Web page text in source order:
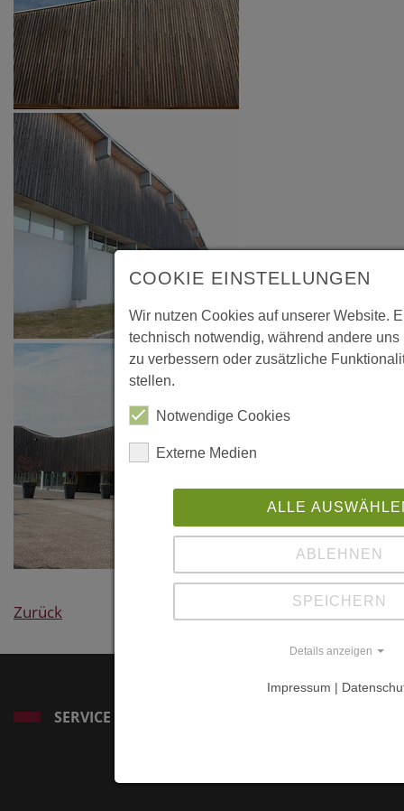
Zurück
SERVICE
COOKIE EINSTELLUNGEN
Wir nutzen Cookies auf unserer Website.
technisch notwendig, während andere
zu verbessern oder zusätzliche
stellen.
Notwendige Cookies
Externe Medien
ALLE
ABLEHNEN
SPEICHERN
Details anzeigen
Impressum |